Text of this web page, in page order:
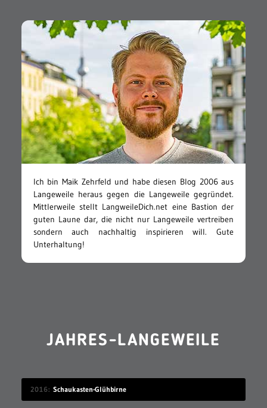
Ich bin Maik Zehrfeld und habe diesen Blog 2006 aus
Langeweile heraus gegen die Langeweile gegründet.
Mittlerweile stellt LangweileDich.net eine Bastion der
guten Laune dar, die nicht nur Langeweile vertreiben
sondern auch nachhaltig inspirieren will. Gute
Unterhaltung!
JAHRES-LANGEWEILE
2016 Schaukasten-Glühbirne